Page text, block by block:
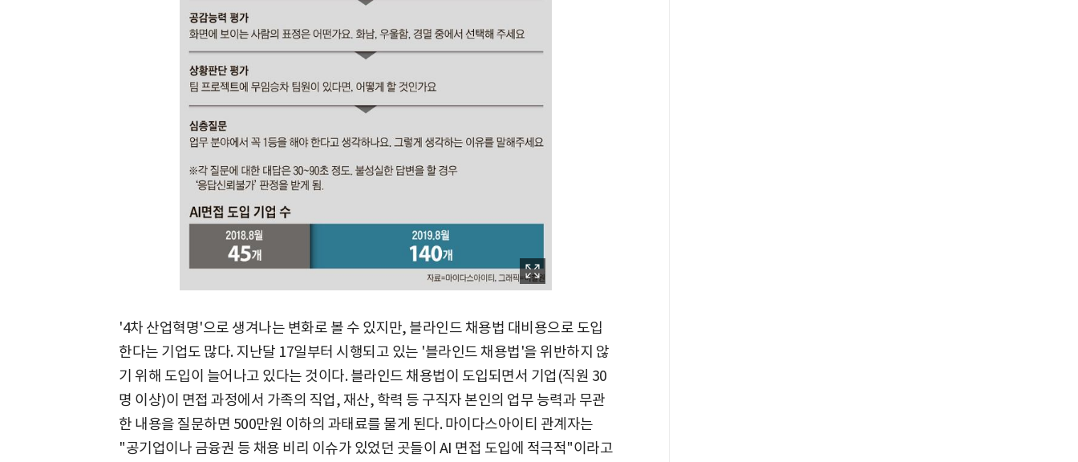
'4차 산업혁명'으로 생겨나는 변화로 볼 수 있지만, 블라인드 채용법 대비용으로 도입
한다는 기업도 많다. 지난달 17일부터 시행되고 있는 '블라인드 채용법'을 위반하지 않
기 위해 도입이 늘어나고 있다는 것이다. 블라인드 채용법이 도입되면서 기업(직원 30
명 이상)이 면접 과정에서 가족의 직업, 재산, 학력 등 구직자 본인의 업무 능력과 무관
한 내용을 질문하면 500만원 이하의 과태료를 물게 된다. 마이다스아이티 관계자는
"공기업이나 금융권 등 채용 비리 이슈가 있었던 곳들이 AI 면접 도입에 적극적"이라고